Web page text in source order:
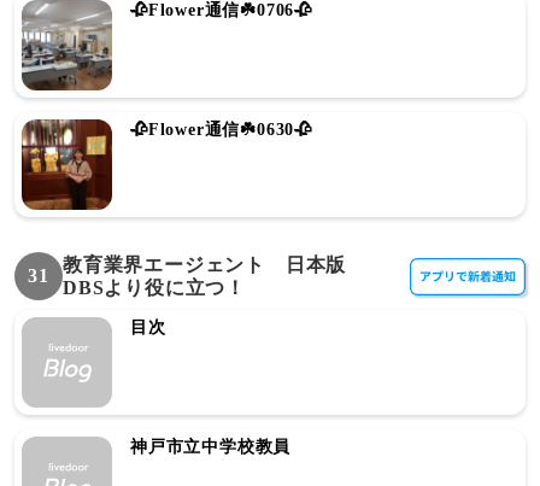
🥀Flower通信☘️0706🥀
🥀Flower通信☘️0630🥀
31
教育業界エージェント 日本版
DBSより役に立つ！
目次
神戸市立中学校教員